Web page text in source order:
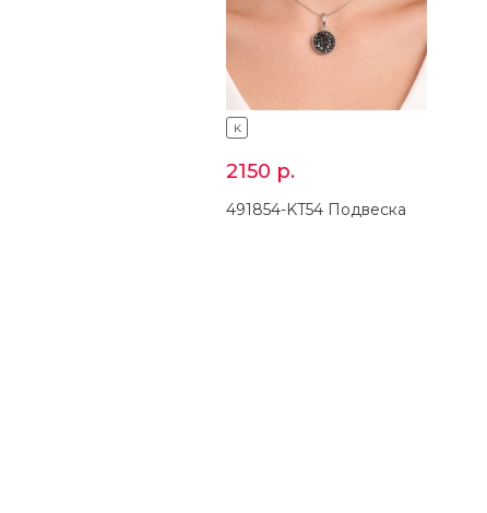
K
2150 р.
491854-KT54 Подвеска